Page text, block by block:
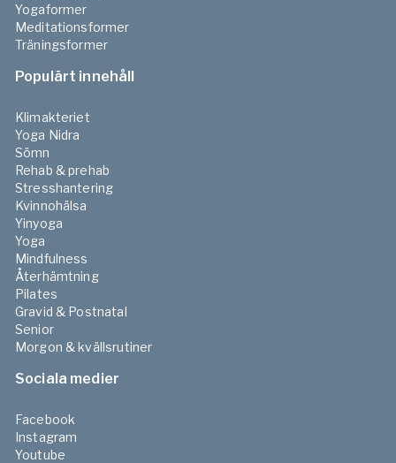
Yogaformer
Meditationsformer
Träningsformer
Populärt innehåll
Klimakteriet
Yoga Nidra
Sömn
Rehab & prehab
Stresshantering
Kvinnohälsa
Yinyoga
Yoga
Mindfulness
Återhämtning
Pilates
Gravid & Postnatal
Senior
Morgon & kvällsrutiner
Sociala medier
Facebook
Instagram
Youtube